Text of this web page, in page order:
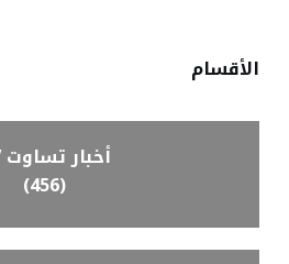
الأقسام
أخبار تساوت TV
(456)